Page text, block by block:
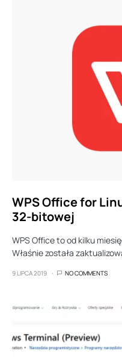
WPS Office for
32-bitowej
WPS Office to od kilku
Właśnie została
9 LIPCA 2019 NO COMMENTS